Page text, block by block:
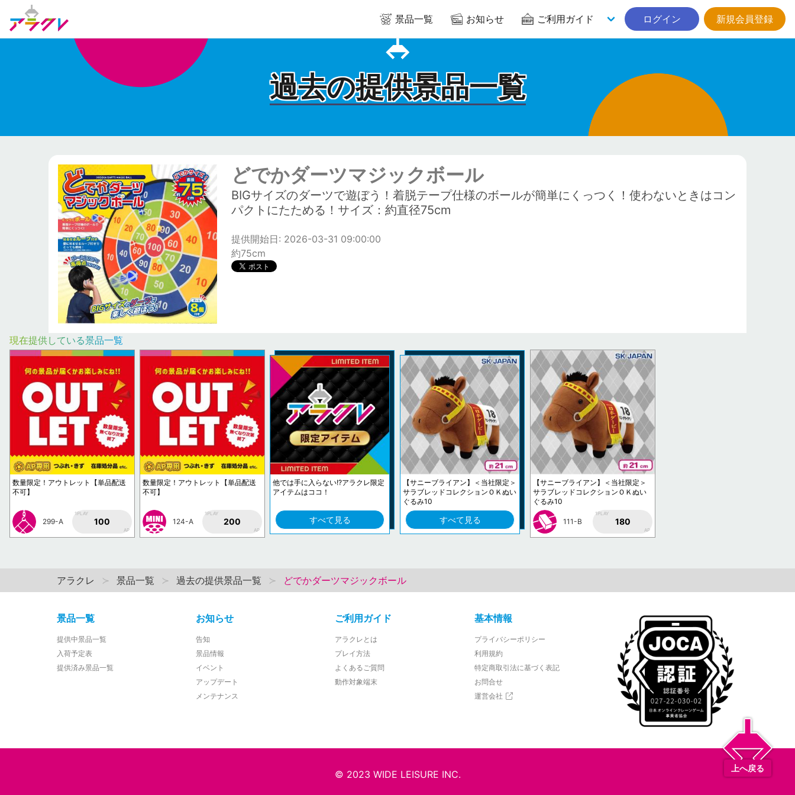
景品一覧 お知らせ ご利用ガイド ログイン 新規会員登録
過去の提供景品一覧
どでかダーツマジックボール
BIGサイズのダーツで遊ぼう！着脱テープ仕様のボールが簡単にくっつく！使わないときはコン
パクトにたためる！サイズ：約直径75cm
提供開始日: 2026-03-31 09:00:00
約75cm
現在提供している景品一覧
数量限定！アウトレット【単品配送
不可】
299-A
1PLAY
100
AP
数量限定！アウトレット【単品配送
不可】
124-A
1PLAY
200
AP
他では手に入らない!?アラクレ限定
アイテムはココ！
すべて見る
【サニーブライアン】＜当社限定＞
サラブレッドコレクションＯＫぬい
ぐるみ10
すべて見る
【サニーブライアン】＜当社限定＞
サラブレッドコレクションＯＫぬい
ぐるみ10
111-B
1PLAY
180
AP
アラクレ 景品一覧 過去の提供景品一覧 どでかダーツマジックボール
景品一覧
提供中景品一覧
入荷予定表
提供済み景品一覧
お知らせ
告知
景品情報
イベント
アップデート
メンテナンス
ご利用ガイド
アラクレとは
プレイ方法
よくあるご質問
動作対象端末
基本情報
プライバシーポリシー
利用規約
特定商取引法に基づく表記
お問合せ
運営会社
© 2023 WIDE LEISURE INC.
上へ戻る